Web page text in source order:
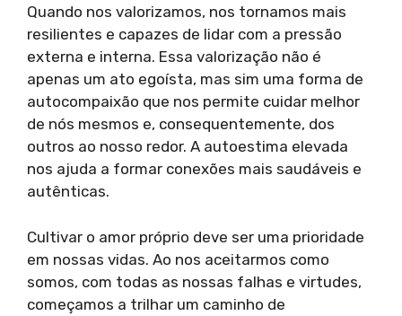
Quando nos valorizamos, nos tornamos mais
resilientes e capazes de lidar com a pressão
externa e interna. Essa valorização não é
apenas um ato egoísta, mas sim uma forma de
autocompaixão que nos permite cuidar melhor
de nós mesmos e, consequentemente, dos
outros ao nosso redor. A autoestima elevada
nos ajuda a formar conexões mais saudáveis e
autênticas.
Cultivar o amor próprio deve ser uma prioridade
em nossas vidas. Ao nos aceitarmos como
somos, com todas as nossas falhas e virtudes,
começamos a trilhar um caminho de